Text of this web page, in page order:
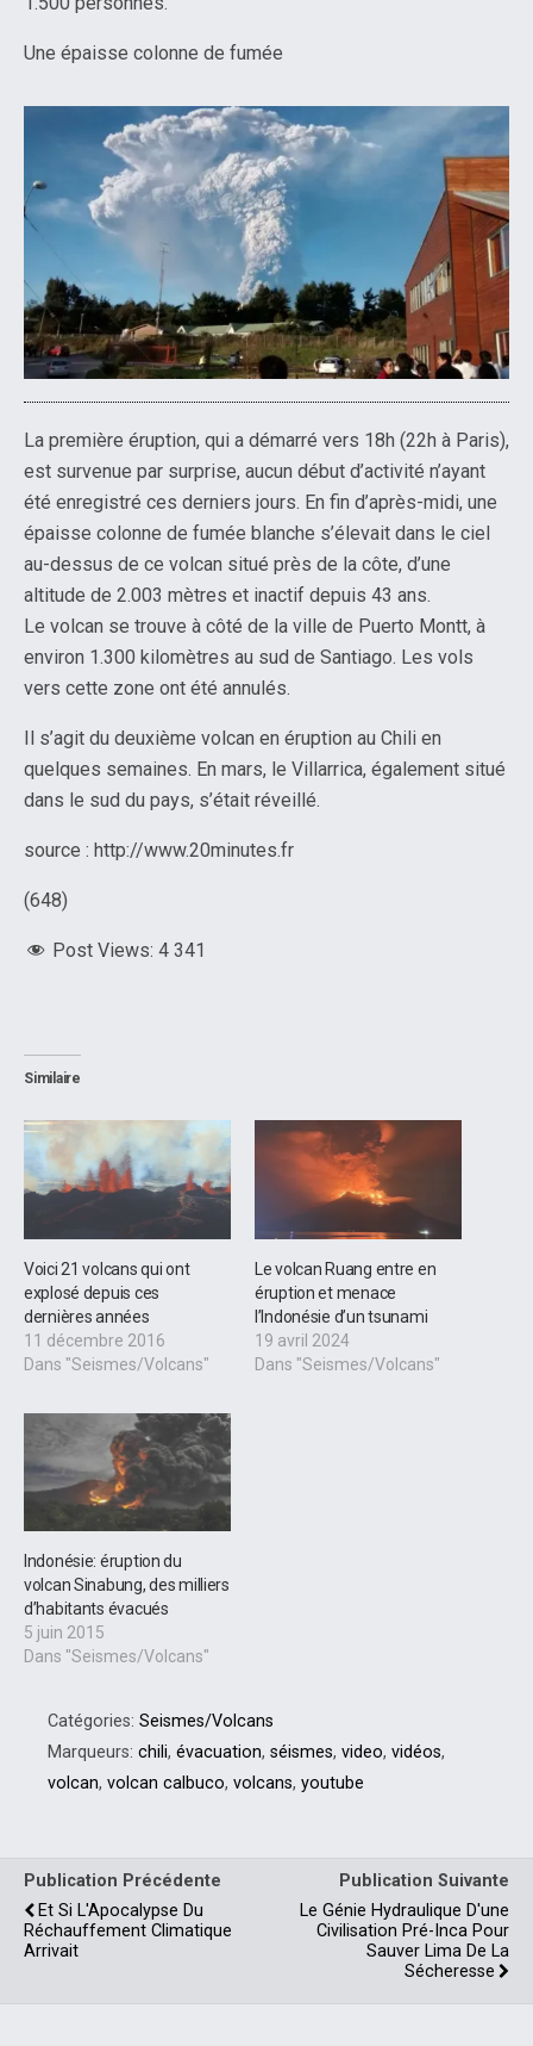
Une épaisse colonne de fumée
La première éruption, qui a démarré vers 18h (22h à Paris),
est survenue par surprise, aucun début d’activité n’ayant
été enregistré ces derniers jours. En fin d’après-midi, une
épaisse colonne de fumée blanche s’élevait dans le ciel
au-dessus de ce volcan situé près de la côte, d’une
altitude de 2.003 mètres et inactif depuis 43 ans.
Le volcan se trouve à côté de la ville de Puerto Montt, à
environ 1.300 kilomètres au sud de Santiago. Les vols
vers cette zone ont été annulés.
Il s’agit du deuxième volcan en éruption au Chili en
quelques semaines. En mars, le Villarrica, également situé
dans le sud du pays, s’était réveillé.
source : http://www.20minutes.fr
(648)
Post Views: 4 341
Similaire
Voici 21 volcans qui ont
explosé depuis ces
dernières années
11 décembre 2016
Dans "Seismes/Volcans"
Le volcan Ruang entre en
éruption et menace
l’Indonésie d’un tsunami
19 avril 2024
Dans "Seismes/Volcans"
Indonésie: éruption du
volcan Sinabung, des milliers
d’habitants évacués
5 juin 2015
Dans "Seismes/Volcans"
Catégories: Seismes/Volcans
Marqueurs: chili, évacuation, séismes, video, vidéos,
volcan, volcan calbuco, volcans, youtube
Publication Précédente
Et Si L'Apocalypse Du
Réchauffement Climatique
Arrivait
Publication Suivante
Le Génie Hydraulique D'une
Civilisation Pré-Inca Pour
Sauver Lima De La
Sécheresse